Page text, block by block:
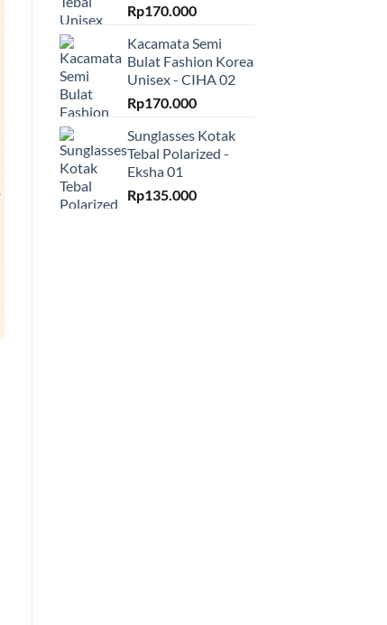
Rp170.000
Kacamata Semi
Bulat Fashion Korea
Unisex - CIHA 02
Rp170.000
Sunglasses Kotak
Tebal Polarized -
Eksha 01
Rp135.000